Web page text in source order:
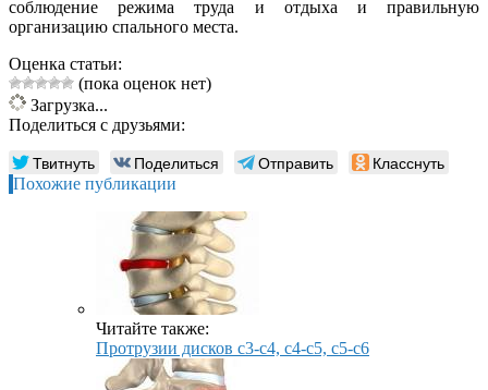
соблюдение режима труда и отдыха и правильную
организацию спального места.
Оценка статьи:
(пока оценок нет)
Загрузка...
Поделиться с друзьями:
Твитнуть Поделиться Отправить Класснуть
Похожие публикации
Читайте также:
Протрузии дисков с3-c4, c4-с5, с5-c6